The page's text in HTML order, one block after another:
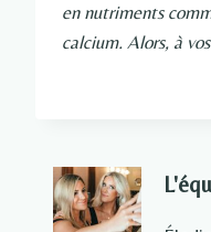
en nutriments
calcium. Alors, à